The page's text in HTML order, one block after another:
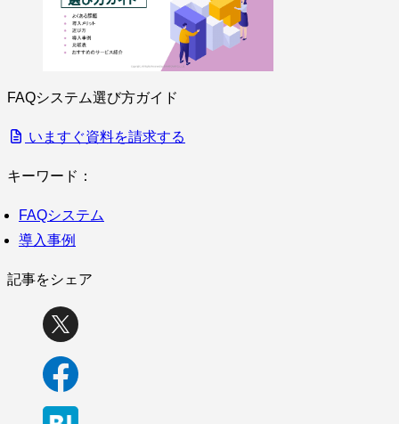
FAQシステム選び方ガイド
いますぐ資料を請求する
キーワード：
FAQシステム
導入事例
記事をシェア